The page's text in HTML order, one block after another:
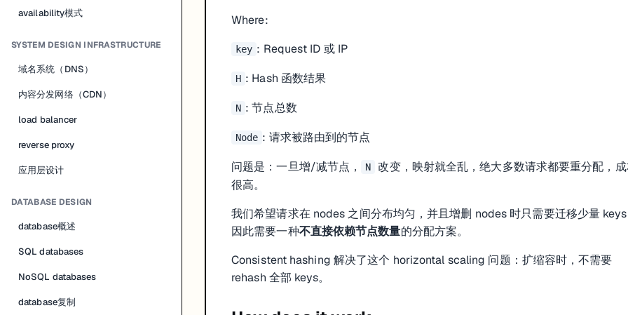
availability模式
SYSTEM DESIGN INFRASTRUCTURE
域名系统（DNS）
内容分发网络（CDN）
load balancer
reverse proxy
应用层设计
DATABASE DESIGN
database概述
SQL databases
NoSQL databases
database复制
Where:
key : Request ID 或 IP
H : Hash 函数结果
N : 节点总数
Node : 请求被路由到的节点
问题是：一旦增/减节点，
N
改变，映射就全乱，绝大多数请求都要重分配，
很高。
我们希望请求在 nodes 之间分布均匀，并且增删 nodes 时只需要迁移少量
因此需要一种不直接依赖节点数量的分配方案。
Consistent hashing 解决了这个 horizontal scaling 问题：扩缩容时，不需要
rehash 全部 keys。